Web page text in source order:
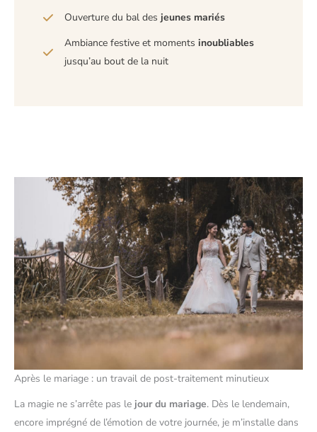
Ouverture du bal des jeunes mariés
Ambiance festive et moments inoubliables
jusqu’au bout de la nuit
Après le mariage : un travail de post-traitement minutieux
La magie ne s’arrête pas le jour du mariage. Dès le lendemain,
encore imprégné de l’émotion de votre journée, je m’installe dans